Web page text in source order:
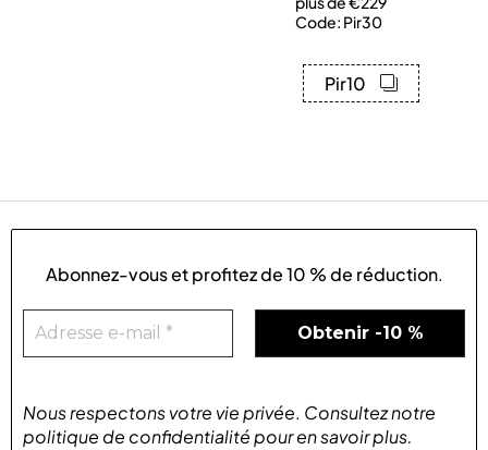
Code: Pir30
Pir10
Abonnez-vous et profitez de10 % de réduction.
Nous respectons votre vie privée. Consultez notre
politique de confidentialitépouren savoir plus.